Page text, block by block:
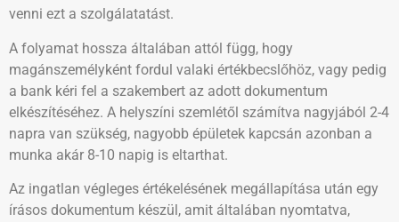
venni ezt a szolgálatatást.
A folyamat hossza általában attól függ, hogy
magánszemélyként fordul valaki értékbecslőhöz, vagy pedig
a bank kéri fel a szakembert az adott dokumentum
elkészítéséhez. A helyszíni szemlétől számítva nagyjából 2-4
napra van szükség, nagyobb épületek kapcsán azonban a
munka akár 8-10 napig is eltarthat.
Az ingatlan végleges értékelésének megállapítása után egy
írásos dokumentum készül, amit általában nyomtatva,